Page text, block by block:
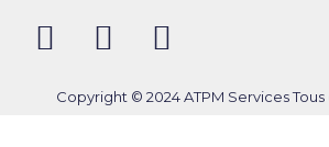
Copyright © 2024 ATPM Services